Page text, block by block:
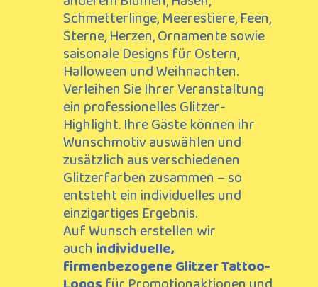
Schmetterlinge, Meerestiere, Feen,
Sterne, Herzen, Ornamente sowie
saisonale Designs für Ostern,
Halloween und Weihnachten.
Verleihen Sie Ihrer Veranstaltung
ein professionelles Glitzer-
Highlight.Ihre Gäste können ihr
Wunschmotiv auswählen und
zusätzlich aus verschiedenen
Glitzerfarben zusammen – so
entsteht ein individuelles und
einzigartiges Ergebnis.
Auf Wunsch erstellen wir
auch individuelle,
firmenbezogene Glitzer Tattoo-